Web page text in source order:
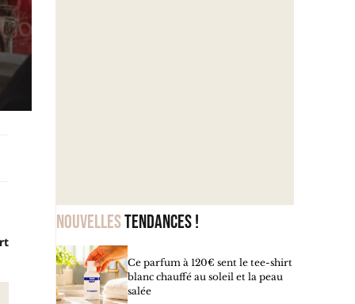
Nouvellestendances !
Ce parfum à 120€ sent le tee-shirt
blanc chauffé au soleil et la peau
salée